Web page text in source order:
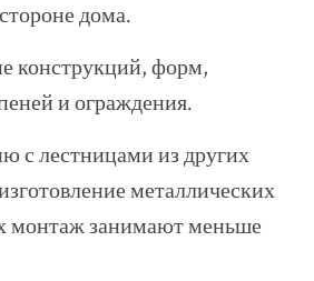
дома.
конструкций, форм,
и ограждения.
с лестницами из других
металлических
монтаж занимают меньше